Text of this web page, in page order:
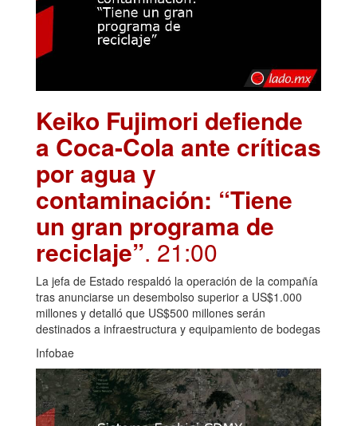
Keiko Fujimori defiende
a Coca-Cola ante críticas
por agua y
contaminación: “Tiene
un gran programa de
reciclaje”. 21:00
La jefa de Estado respaldó la operación de la compañía
tras anunciarse un desembolso superior a US$1.000
millones y detalló que US$500 millones serán
destinados a infraestructura y equipamiento de bodegas
Infobae